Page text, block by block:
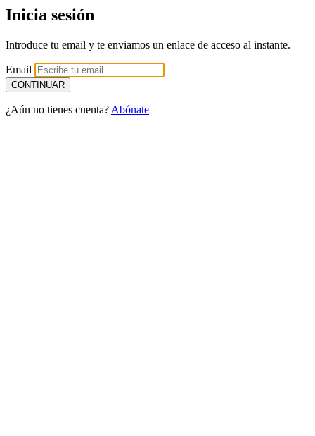
Inicia sesión
Introduce tu email y te enviamos un enlace de acceso al instante.
Email
¿Aún no tienes cuenta? Abónate